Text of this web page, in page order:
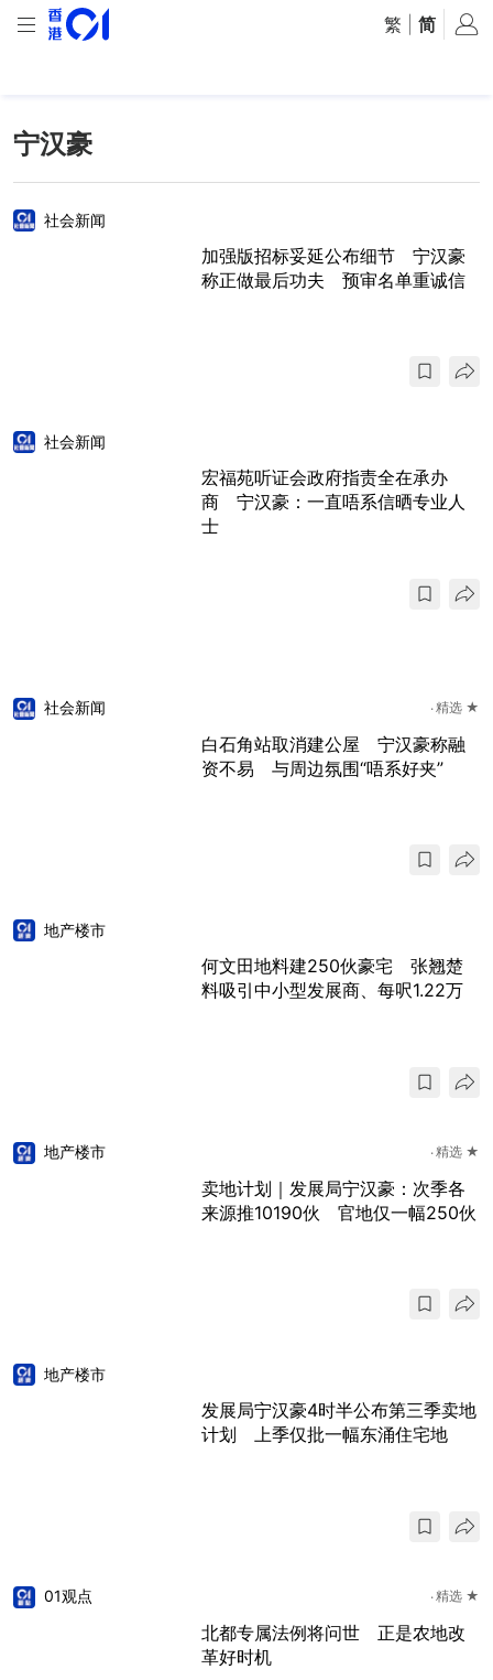
繁 简
宁汉豪
社会新闻
加强版招标妥延公布细节 宁汉豪
称正做最后功夫 预审名单重诚信
社会新闻
宏福苑听证会政府指责全在承办
商 宁汉豪：一直唔系信晒专业人
士
社会新闻 精选 ★
白石角站取消建公屋 宁汉豪称融
资不易 与周边氛围“唔系好夹”
地产楼市
何文田地料建250伙豪宅 张翘楚
料吸引中小型发展商、每呎1.22万
地产楼市 精选 ★
卖地计划｜发展局宁汉豪：次季各
来源推10190伙 官地仅一幅250伙
地产楼市
发展局宁汉豪4时半公布第三季卖地
计划 上季仅批一幅东涌住宅地
01观点 精选 ★
北都专属法例将问世 正是农地改
革好时机